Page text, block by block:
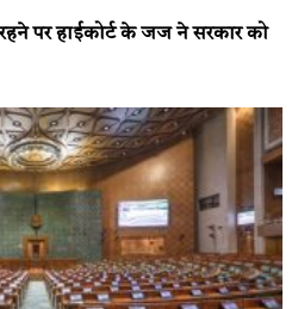
पर हाईकोर्ट के जज ने सरकार को